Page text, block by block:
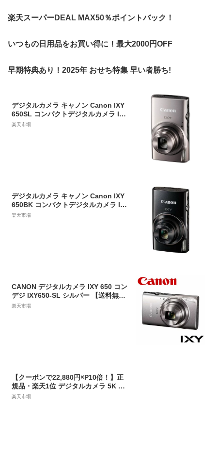
楽天スーパーDEAL MAX50％ポイントバック！
いつもの日用品をお買い得に！最大2000円OFF
早期特典あり！2025年 おせち特集 早い者勝ち!
デジタルカメラ キャノン Canon IXY
650SL コンパクトデジタルカメラ IXY
650 シルバー デジカメ コンパクト
楽天市場
デジタルカメラ キャノン Canon IXY
650BK コンパクトデジタルカメラ IX
Y 650 ブラック デジカメ コンパクト
楽天市場
CANON デジタルカメラ IXY 650 コン
デジ IXY650-SL シルバー 【送料無
料】【KK9N0D18P】
楽天市場
【クーポンで22,880円×P10倍！】正
規品・楽天1位 デジタルカメラ 5K 48
00万画素 16倍ズーム WIFI対応【64G
楽天市場